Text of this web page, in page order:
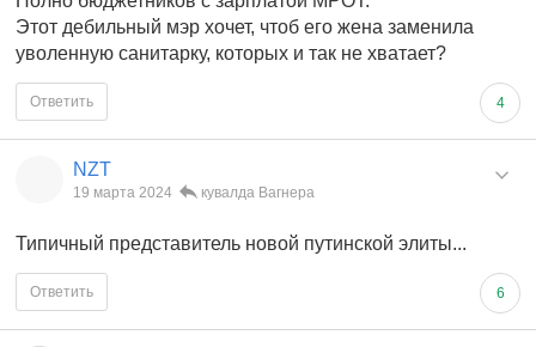
Этот дебильный мэр хочет, чтоб его жена заменила
уволенную санитарку, которых и так не хватает?
4
Ответить
NZT
19 марта 2024 кувалда Вагнера
Типичный представитель новой путинской элиты...
6
Ответить